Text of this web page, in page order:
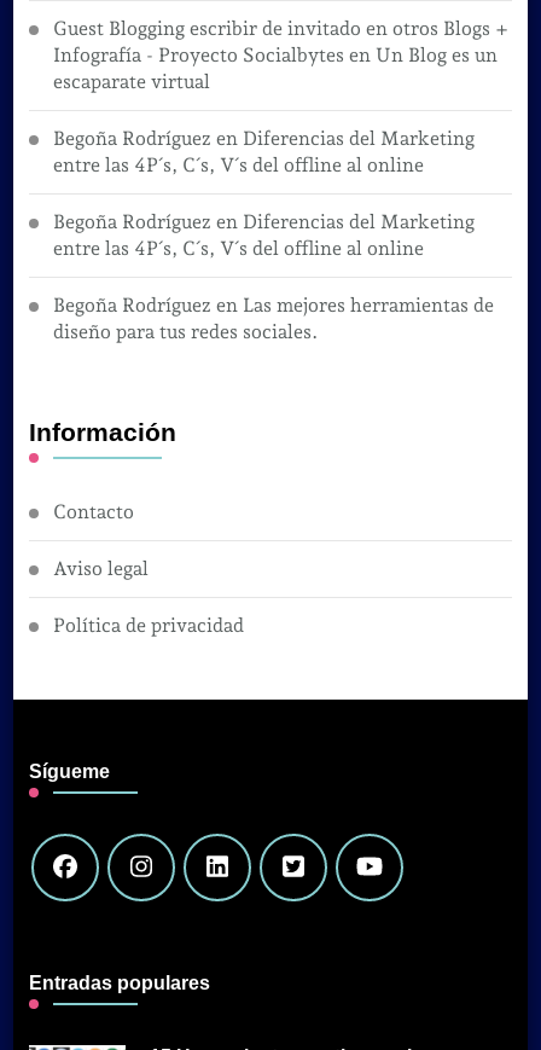
Guest Blogging escribir de invitado en otros Blogs +
Infografía - Proyecto Socialbytes en Un Blog es un
escaparate virtual
Begoña Rodríguez en Diferencias del Marketing
entre las 4P´s, C´s, V´s del offline al online
Begoña Rodríguez en Diferencias del Marketing
entre las 4P´s, C´s, V´s del offline al online
Begoña Rodríguez en Las mejores herramientas de
diseño para tus redes sociales.
Información
Contacto
Aviso legal
Política de privacidad
Sígueme
Entradas populares